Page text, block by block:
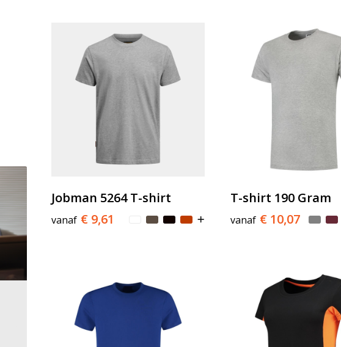
Jobman 5264 T-shirt
vanaf € 9,61
T-shirt 190 Gram
vanaf € 10,07